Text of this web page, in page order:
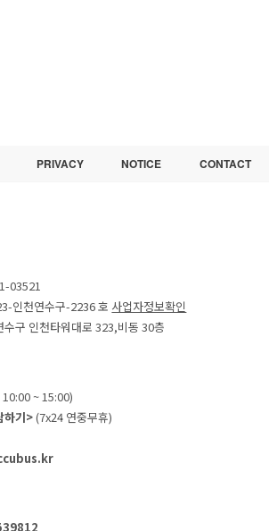
PRIVACY NOTICE CONTACT
03521
인천연수구-2236 호 사업자정보확인
구 인천타워대로 323,비동 30층
~ 15:00)
하기>(7x24 연중무휴)